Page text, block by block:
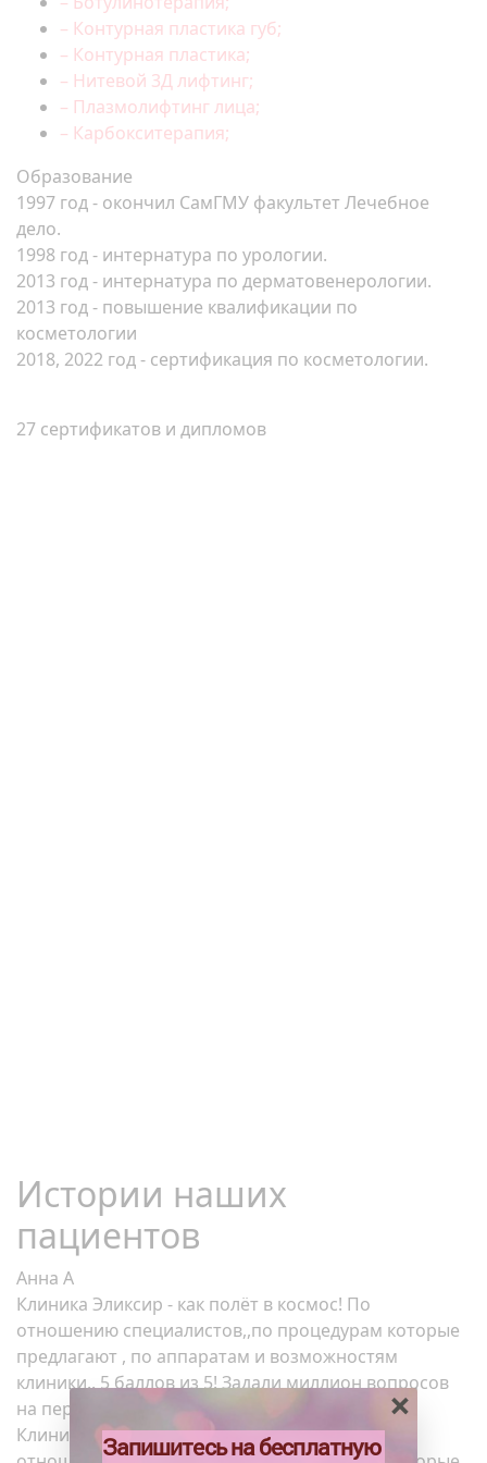
– Контурная пластика губ;
– Контурная пластика;
– Нитевой 3Д лифтинг;
– Плазмолифтинг лица;
– Карбокситерапия;
Образование
1997 год - окончил СамГМУ факультет Лечебное
дело.
1998 год - интернатура по урологии.
2013 год - интернатура по дерматовенерологии.
2013 год - повышение квалификации по
косметологии
2018, 2022 год - сертификация по косметологии.
27 сертификатов и дипломов
Истории наших
пациентов
Анна А
Клиника Эликсир - как полёт в космос! По
отношению специалистов,,по процедурам которые
предлагают , по аппаратам и возможностям
клиники.. 5 баллов из 5! Задали миллион вопросов
на первом приеме. удивили.…
Клиника Эликсир - как полёт в космос! По
Запишитесь на бесплатную
×